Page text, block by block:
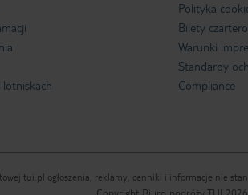
Polityka
Bilety
Warunki
Standardy
Compliance
tui.pl ogłoszenia, reklamy, cenniki i informacje nie